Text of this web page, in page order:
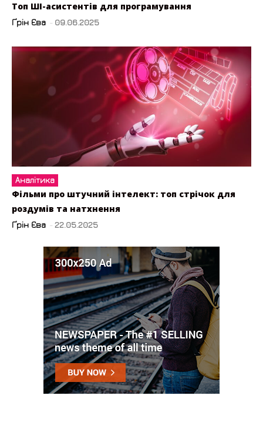
Топ ШІ-асистентів для програмування
Ґрін Єва - 09.06.2025
Аналітика
Фільми про штучний інтелект: топ стрічок для
роздумів та натхнення
Ґрін Єва - 22.05.2025